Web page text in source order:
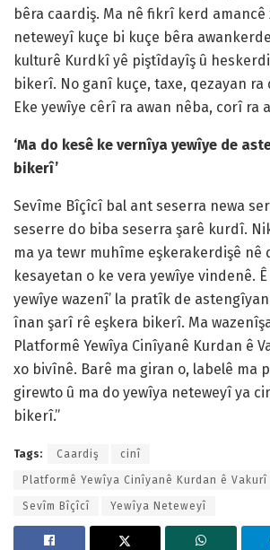
bêra caardiş. Ma nê fikrî kerd amancê
neteweyî kuçe bi kuçe bêra
kulturê Kurdkî yê piştîdayîş û
bikerî. No ganî kuçe, taxe, qezayan
Eke yewîye cêrî ra awan nêba, corî ra
‘Ma do kesê ke vernîya yewîye de
bikerî’
Sevîme Bîçîcî bal ant seserra newa ser
seserre do biba seserra şarê kurdî.
ma ya tewr muhîme eşkerakerdişê nê
kesayetan o ke vera yewîye vindenê. Ê
yewîye wazenî’ la pratîk de
înan şarî rê eşkera bikerî. Ma
Platformê Yewîya Cinîyanê Kurdan ê
xo bivînê. Barê ma giran o, labelê ma
girewto û ma do yewîya neteweyî ya
bikerî.”
Tags: Caardiş cinî
Platformê Yewîya Cinîyanê Kurdan ê Vakurî
Sevîm Bîçîcî Yewîya Neteweyî